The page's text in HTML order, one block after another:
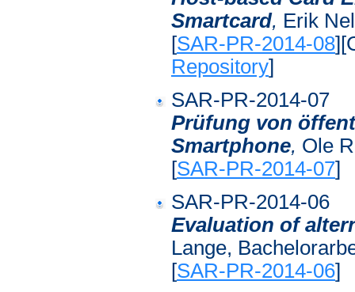
Smartcard, Erik
[SAR-PR-2014-08
Repository]
SAR-PR-2014-07
Prüfung von
Smartphone, Ole
[SAR-PR-2014-07]
SAR-PR-2014-06
Evaluation of
Lange,
[SAR-PR-2014-06]